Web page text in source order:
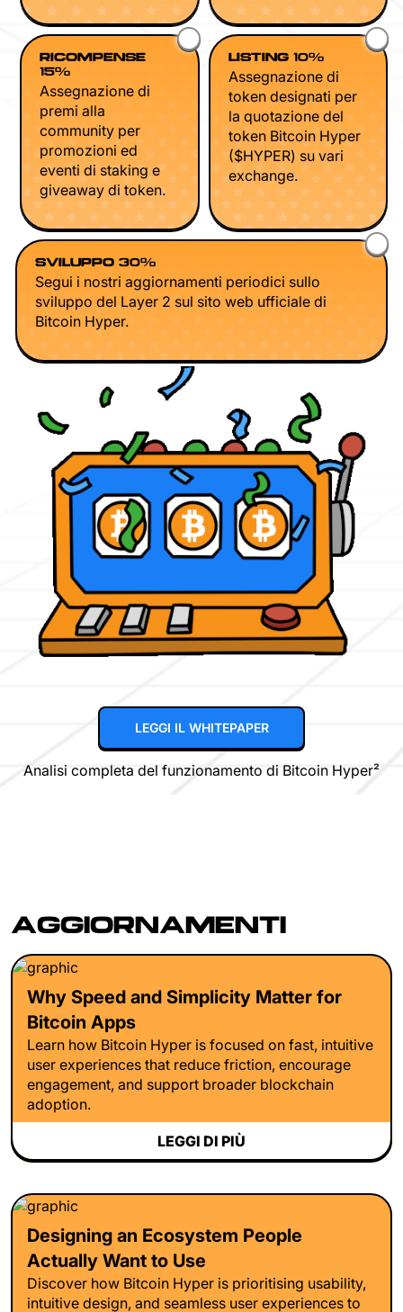
RICOMPENSE
15%
Assegnazione di
premi alla
community per
promozioni ed
eventi di staking e
giveaway di token.
LISTING 10%
Assegnazione di
token designati per
la quotazione del
token Bitcoin Hyper
($HYPER) su vari
exchange.
SVILUPPO 30%
Segui i nostri aggiornamenti periodici sullo
sviluppo del Layer 2 sul sito web ufficiale di
Bitcoin Hyper.
LEGGI IL WHITEPAPER
Analisi completa del funzionamento di Bitcoin Hyper²
AGGIORNAMENTI
Why Speed and Simplicity Matter for
Bitcoin Apps
Learn how Bitcoin Hyper is focused on fast, intuitive
user experiences that reduce friction, encourage
engagement, and support broader blockchain
adoption.
LEGGI DI PIÙ
Designing an Ecosystem People
Actually Want to Use
Discover how Bitcoin Hyper is prioritising usability,
intuitive design, and seamless user experiences to